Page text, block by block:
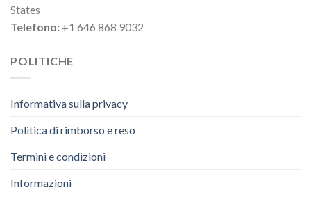
States
Telefono: +1 646 868 9032
POLITICHE
Informativa sulla privacy
Politica di rimborso e reso
Termini e condizioni
Informazioni